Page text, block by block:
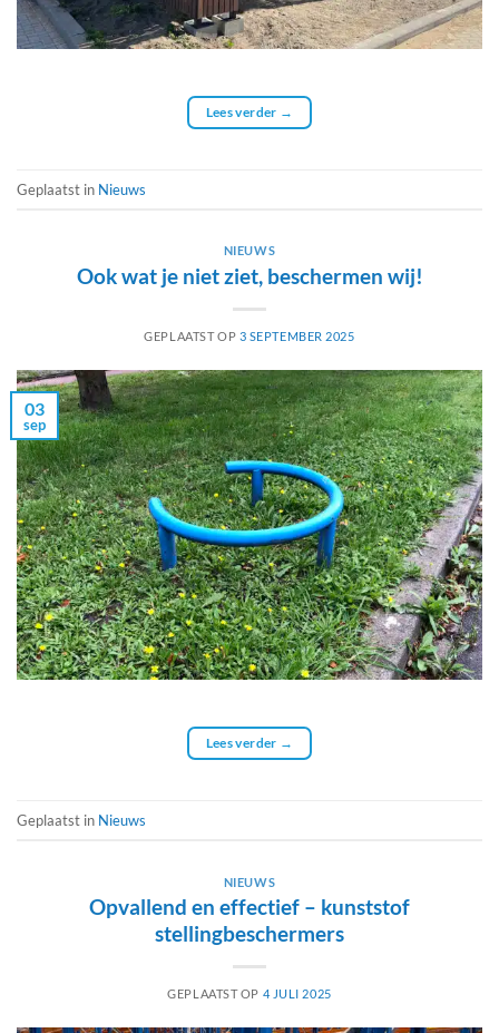
Lees verder →
Geplaatst in Nieuws
NIEUWS
Ook wat je niet ziet, beschermen wij!
GEPLAATST OP 3 SEPTEMBER 2025
03
sep
Lees verder →
Geplaatst in Nieuws
NIEUWS
Opvallend en effectief – kunststof
stellingbeschermers
GEPLAATST OP 4 JULI 2025